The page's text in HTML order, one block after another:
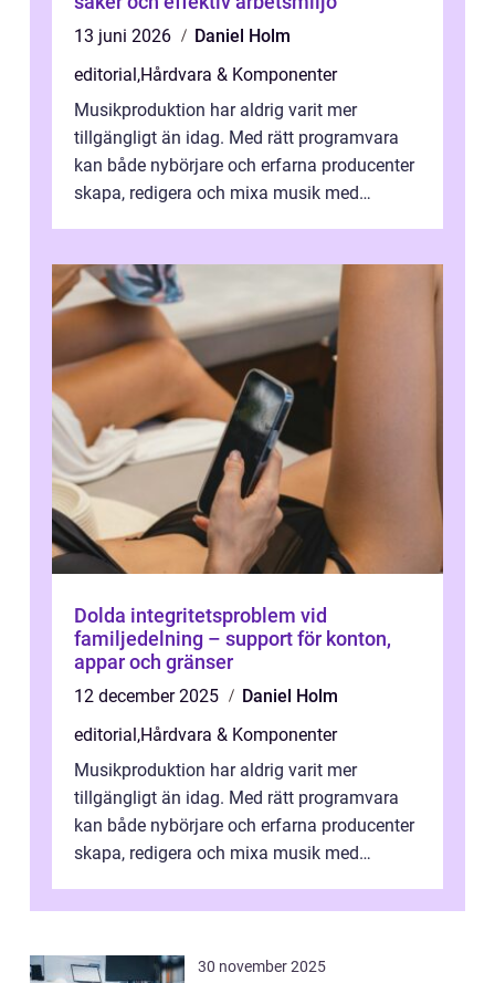
13 juni 2026
Daniel Holm
editorial,Hårdvara & Komponenter
Musikproduktion har aldrig varit mer
tillgängligt än idag. Med rätt programvara
kan både nybörjare och erfarna producenter
skapa, redigera och mixa musik med
Dolda integritetsproblem vid
familjedelning – support för konton,
appar och gränser
12 december 2025
Daniel Holm
editorial,Hårdvara & Komponenter
Musikproduktion har aldrig varit mer
tillgängligt än idag. Med rätt programvara
kan både nybörjare och erfarna producenter
skapa, redigera och mixa musik med
30 november 2025